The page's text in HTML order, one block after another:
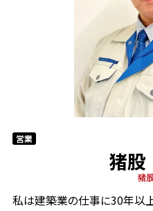
営業
猪
猪
私は建築業の仕事に30年以